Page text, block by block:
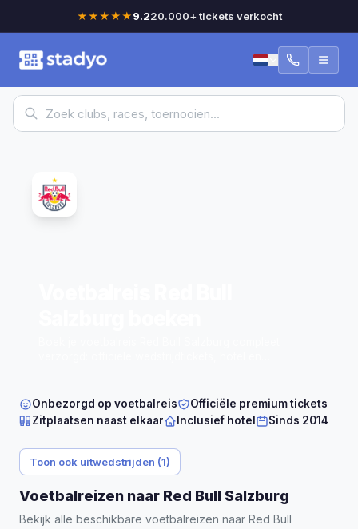
★★★★★9.220.000+ tickets verkocht
Onbezorgd op voetbalreis
Officiële premium tickets
Zitplaatsen naast elkaar
Inclusief hotel Sinds 2014
Toon ook uitwedstrijden (1)
Voetbalreizen naar Red Bull Salzburg
Bekijk alle beschikbare voetbalreizen naar Red Bull